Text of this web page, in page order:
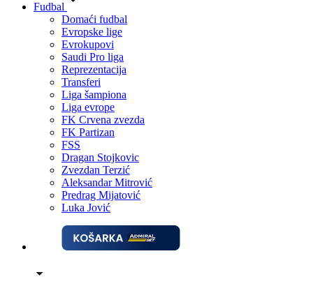
Fudbal
Domaći fudbal
Evropske lige
Evrokupovi
Saudi Pro liga
Reprezentacija
Transferi
Liga šampiona
Liga evrope
FK Crvena zvezda
FK Partizan
FSS
Dragan Stojkovic
Zvezdan Terzić
Aleksandar Mitrović
Predrag Mijatović
Luka Jović